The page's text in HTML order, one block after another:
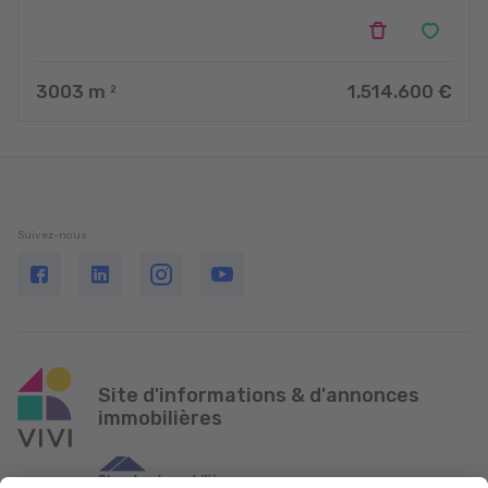
3003 m 2 1.514.600 €
Suivez-nous
Site d'informations & d'annonces
immobilières